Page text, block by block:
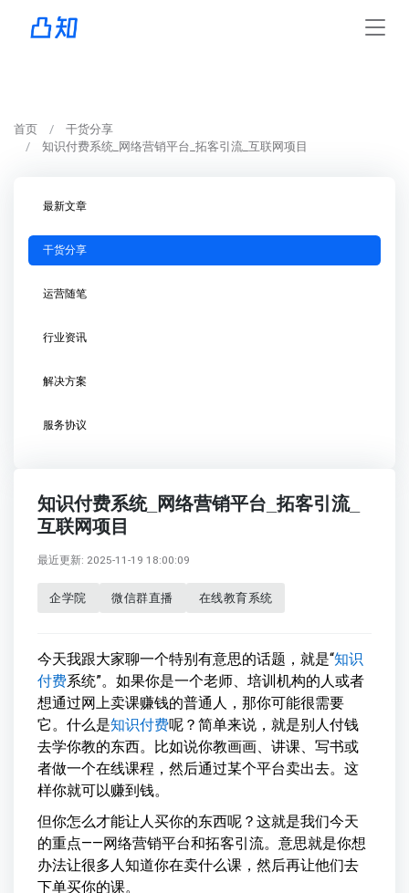
首页
干货分享
知识付费系统_网络营销平台_拓客引流_互联网项目
最新文章
干货分享
运营随笔
行业资讯
解决方案
服务协议
知识付费系统_网络营销平台_拓客引流_
互联网项目
最近更新: 2025-11-19 18:00:09
企学院 微信群直播 在线教育系统
今天我跟大家聊一个特别有意思的话题，就是“知识
付费系统”。如果你是一个老师、培训机构的人或者
想通过网上卖课赚钱的普通人，那你可能很需要
它。什么是知识付费呢？简单来说，就是别人付钱
去学你教的东西。比如说你教画画、讲课、写书或
者做一个在线课程，然后通过某个平台卖出去。这
样你就可以赚到钱。
但你怎么才能让人买你的东西呢？这就是我们今天
的重点——网络营销平台和拓客引流。意思就是你想
办法让很多人知道你在卖什么课，然后再让他们去
下单买你的课。